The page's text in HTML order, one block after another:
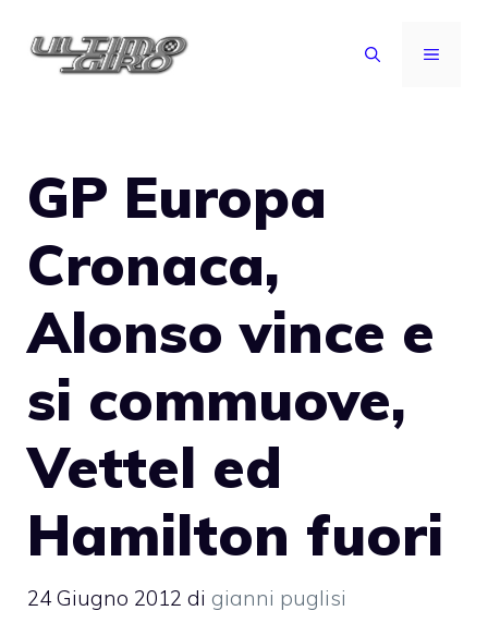
MENU
GP Europa
Cronaca,
Alonso vince e
si commuove,
Vettel ed
Hamilton fuori
24 Giugno 2012 di gianni puglisi